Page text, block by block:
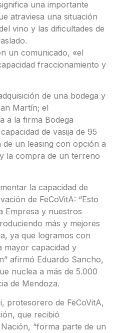
una importante
atraviesa una situación
vino y las dificultades de
un comunicado, «el
fraccionamiento y
de una bodega y
Martín; el
a la firma Bodega
de vasija de 95
de un leasing con opción a
la compra de un terreno
la capacidad de
de FeCoVitA: “Esto
Empresa y nuestros
más y mejores
ya que logramos con
mayor capacidad y
afirmó Eduardo Sancho,
nuclea a más de 5.000
de Mendoza.
protesorero de FeCoVitA,
que recibió
“forma parte de un